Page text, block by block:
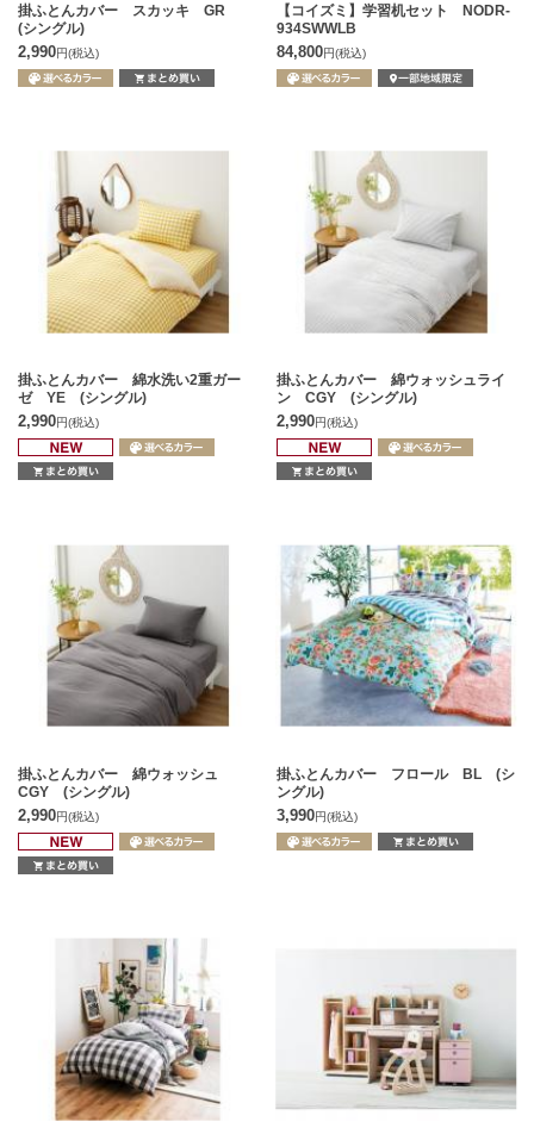
掛ふとんカバー スカッキ GR
(シングル)
2,990円(税込)
【コイズミ】学習机セット NODR-
934SWWLB
84,800円(税込)
掛ふとんカバー 綿水洗い2重ガー
ゼ YE (シングル)
2,990円(税込)
掛ふとんカバー 綿ウォッシュライ
ン CGY (シングル)
2,990円(税込)
掛ふとんカバー 綿ウォッシュ
CGY (シングル)
2,990円(税込)
掛ふとんカバー フロール BL (シ
ングル)
3,990円(税込)